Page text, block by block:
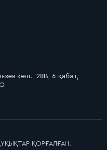
көш., 28В, 6-қабат,
ҚОРҒАЛҒАН.